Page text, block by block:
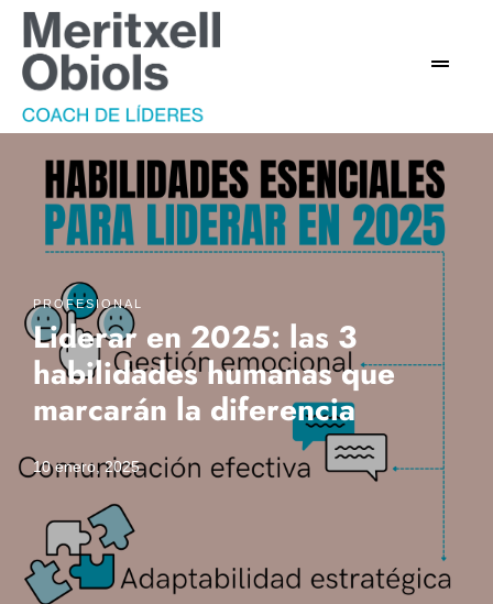
PROFESIONAL
Liderar en 2025: las 3
habilidades humanas que
marcarán la diferencia
10 enero, 2025